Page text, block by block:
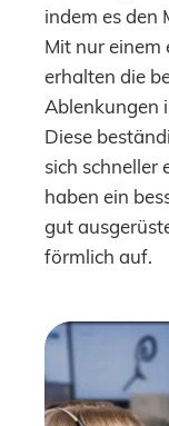
indem es den
Mit nur einem
erhalten die
Ablenkungen
Diese
sich schneller
haben ein
gut
förmlich auf.